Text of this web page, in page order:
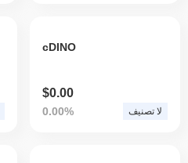
cDINO
$0.00
0.00% لا تصنيف